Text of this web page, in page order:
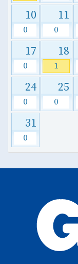
10
0
11
0
17
0
18
1
24
0
25
0
31
0